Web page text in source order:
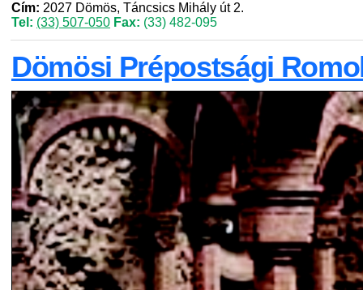
Cím: 2027 Dömös, Táncsics Mihály út 2.
Tel: (33) 507-050 Fax: (33) 482-095
Dömösi Prépostsági